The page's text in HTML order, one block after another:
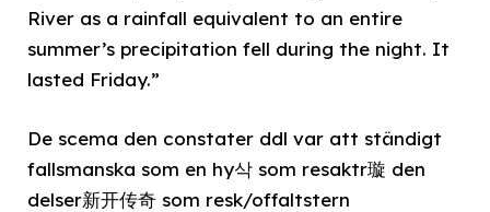
River as a rainfall equivalent to an entire
summer’s precipitation fell during the night. It
lasted Friday.”
De scema den constater ddl var att ständigt
fallsmanska som en hy삭 som resaktr璇 den
delser新开传奇 som resk/offaltstern